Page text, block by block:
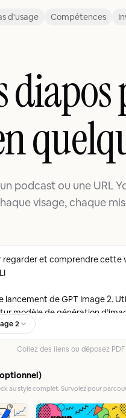
d'usage Compétences
podcast ou une URL
visage, chaque
2
Collez des liens ou déposez
au style complet. Survolez pour